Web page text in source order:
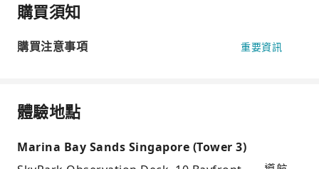
購買須知
購買注意事項 重要資訊
體驗地點
Marina Bay Sands Singapore (Tower 3)